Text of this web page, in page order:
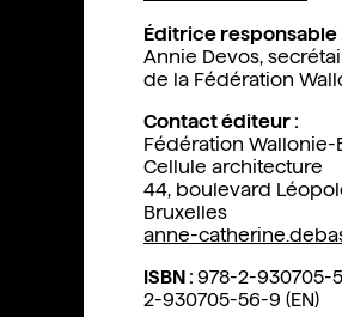
Éditrice responsable
Annie Devos,
de la Fédération
Contact éditeur :
Fédération Wallonie-
Cellule architecture
44, boulevard
Bruxelles
anne-
ISBN : 978-2-930705-
2-930705-56-9 (EN)